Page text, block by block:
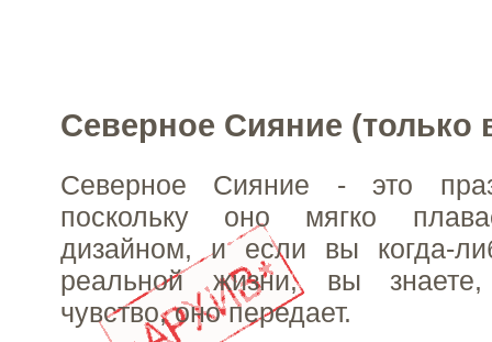
Северное Сияние (только
Северное Сияние - это
поскольку оно мягко
дизайном, и если вы когда-
реальной жизни, вы
чувство, оно передает.